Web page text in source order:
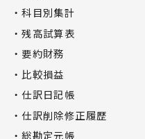
・科目別集計
・残高試算表
・要約財務
・比較損益
・仕訳日記帳
・仕訳削除修正履歴
・総勘定元帳